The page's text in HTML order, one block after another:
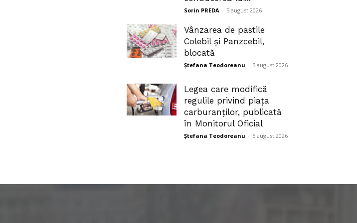
Sorin PREDA - 5 august 2026
Vânzarea de pastile
Colebil și Panzcebil,
blocată
Ștefana Teodoreanu - 5 august 2026
Legea care modifică
regulile privind piața
carburanților, publicată
în Monitorul Oficial
Ștefana Teodoreanu - 5 august 2026